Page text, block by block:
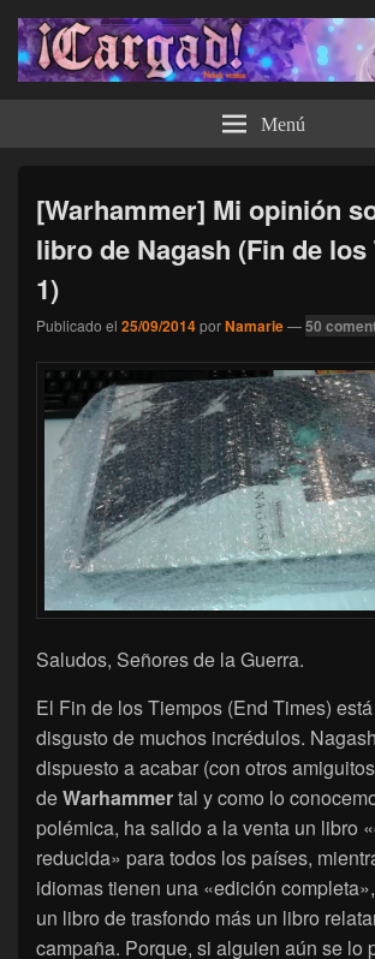
¡Cargad! Menú
[Warhammer] Mi opinión
libro de Nagash (Fin de
1)
Publicado el 25/09/2014porNamarie—50
Saludos, Señores de la Guerra.
El Fin de los Tiempos (End Times)
disgusto de muchos incrédulos.
dispuesto a acabar (con otros
deWarhammertal y como lo
polémica, ha salido a la venta un libro
reducida» para todos los países,
idiomas tienen una «edición
un libro de trasfondo más un libro
campaña. Porque, si alguien aún se lo